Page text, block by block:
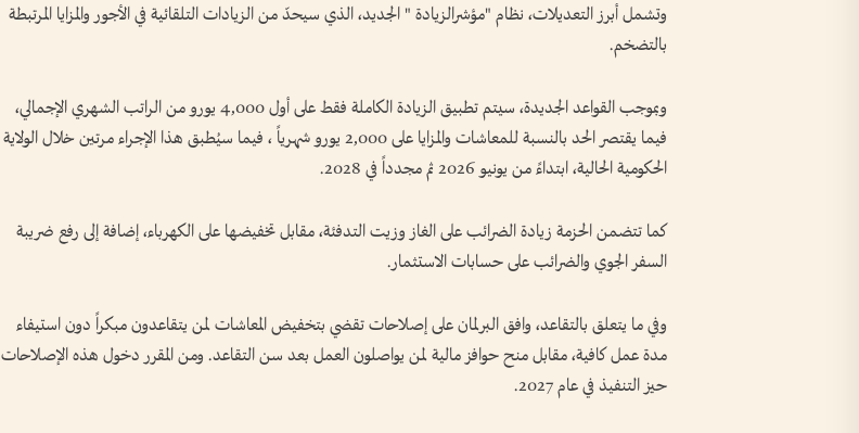
وتشمل أبرز التعديلات، نظام "مؤشرالزيادة " الجديد، الذي سيحدّ من الزيادات التلقائية في الأجور والمزايا المرتبطة
بالتضخم.
وبموجب القواعد الجديدة، سيتم تطبيق الزيادة الكاملة فقط على أول 4,000 يورو من الراتب الشهري الإجمالي،
فيما يقتصر الحد بالنسبة للمعاشات والمزايا على 2,000 يورو شهرياً ، فيما سيُطبق هذا الإجراء مرتين خلال الولاية
الحكومية الحالية، ابتداءً من يونيو 2026 ثم مجدداً في 2028.
كما تتضمن الحزمة زيادة الضرائب على الغاز وزيت التدفئة، مقابل تخفيضها على الكهرباء، إضافة إلى رفع ضريبة
السفر الجوي والضرائب على حسابات الاستثمار.
وفي ما يتعلق بالتقاعد، وافق البرلمان على إصلاحات تقضي بتخفيض المعاشات لمن يتقاعدون مبكراً دون استيفاء
مدة عمل كافية، مقابل منح حوافز مالية لمن يواصلون العمل بعد سن التقاعد. ومن المقرر دخول هذه الإصلاحات
حيز التنفيذ في عام 2027.